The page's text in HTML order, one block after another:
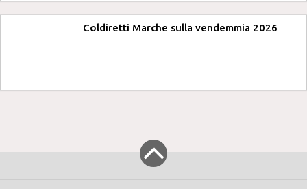
Coldiretti Marche sulla vendemmia 2026